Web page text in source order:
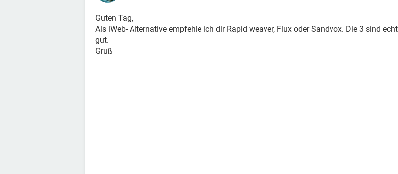
Guten Tag,
Als iWeb- Alternative empfehle ich dir Rapid weaver, Flux oder Sandvox. Die 3 sind echt
gut.
Gruß